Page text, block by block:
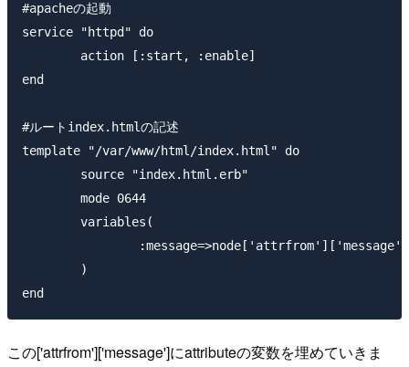
#apacheの起動
service "httpd" do
end
#ルートindex.htmlの記述
template "/var/www/html/index.html" do
この['attrfrom']['message']にattributeの変数を埋めていきま